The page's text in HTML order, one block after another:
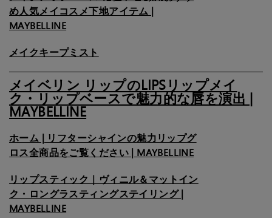
め人気メイコスメ下地アイテム |
MAYBELLINE
メイクキープミスト
メイベリン リップのLIPSリップメイ
ク・リップベースで魅力的な唇を演出 |
MAYBELLINE
ホーム | リフターシャインの魅力リップグ
ロス全商品をご覧ください | MAYBELLINE
リップスティック｜ヴィニル＆マットイン
ク・ロングラスティングステイリング |
MAYBELLINE